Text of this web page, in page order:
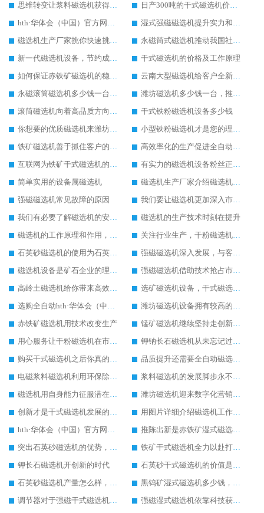
思维转变让浆料磁选机获得发展先机
日产300吨的干式磁选机价格以及参数
hth·华体会（中国）官方网站-hth.com 加大自主品牌力度
湿式强磁磁选机提升实力和生产价值
磁选机生产厂家挑你快速挑选磁选机设备
永磁筒式磁选机推动我国社会的发展
新一代磁选机设备，节约成本又好用
干式磁选机的价格及工作原理
如何保证赤铁矿磁选机的稳定发展
云南大型磁选机给客户全新的体验
永磁滚筒磁选机多少钱一台，提供型号参数表
潍坊磁选机多少钱一台，推荐合适磁选机厂家
滚筒磁选机向着高品质方向发展
干式铁粉磁选机设备多少钱
你想要的优质磁选机来潍坊找远力磁电
小型铁粉磁选机才是您的理想设备
铁矿磁选机善于抓住客户的心里需求
高效率化的生产促进全自动磁选机的发展
互联网为铁矿干式磁选机的销售提供了便利
有实力的磁选机设备粉丝正在暴增
简单实用的设备属磁选机
磁选机生产厂家介绍磁选机的使用范围
强磁磁选机常见故障的原因
我们要让磁选机更加深入市场发展
我们有必要了解磁选机的安全技术操作方法
磁选机的生产技术时刻在提升
磁选机的工作原理和作用，磁选机是为企业奋斗的
关注行业生产，干粉磁选机更适合市场使用
石英砂磁选机的使用为石英砂除铁带来较好的发展
强磁磁选机深入发展，与客户共创美好明天
磁选机设备是矿石企业的理想设备
强磁磁选机借助技术抢占市场，强磁磁选机电话
高岭土磁选机给你带来高效率生产
选矿磁选机设备，干式磁选机未来发展怎么样
选购全自动hth·华体会（中国）官方网站-hth.com 看广告不如看实力
潍坊磁选机设备拥有较高的社会地位
赤铁矿磁选机用技术改变生产
锰矿磁选机继续坚持走创新之路
用心服务让干粉磁选机在市场中发展更好
钾钠长石磁选机从未忘记过坚持环保生产的任务
购买干式磁选机之后你真的做过保养工作吗
品质提升还需要全自动磁选机的自动化生产为主
电磁浆料磁选机利用环保除铁方式进行工作
浆料磁选机的发展脚步永不停歇
磁选机用自身能力征服潜在客户
潍坊磁选机迎来数字化营销时代
创新才是干式磁选机发展的关键
用图片详细介绍磁选机工作原理
hth·华体会（中国）官方网站才是湿式磁选机内在比较好的宣传
推陈出新是赤铁矿湿式磁选机发展的关键
突出石英砂磁选机的优势，让其生产更加方便
铁矿干式磁选机全力以赴打造销售巅峰
钾长石磁选机开创新的时代
石英砂干式磁选机的价值是不可估量的
石英砂磁选机产量怎么样，效果怎么样
黑钨矿湿式磁选机多少钱，生产厂家推荐
调节器对于强磁干式磁选机的重要性
强磁湿式磁选机依靠科技获得新发展